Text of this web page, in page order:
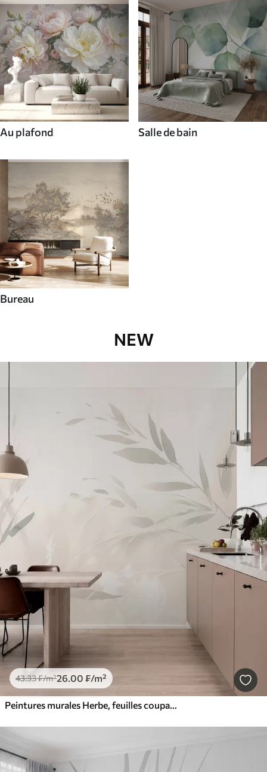
Au plafond Salle de bain
Bureau
NEW
43.33₣/m²26.00 ₣/m²
Peintures murales Herbe, feuilles coupantes